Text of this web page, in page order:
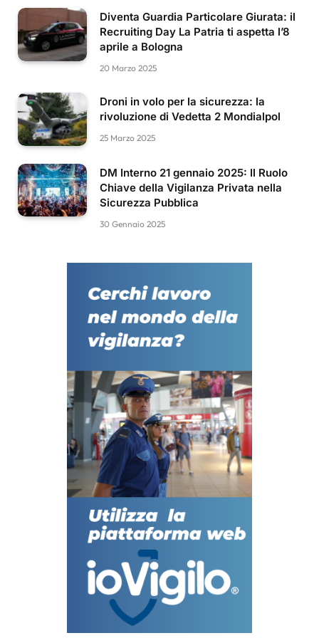
Diventa Guardia Particolare Giurata: il
Recruiting Day La Patria ti aspetta l’8
aprile a Bologna
20 Marzo 2025
Droni in volo per la sicurezza: la
rivoluzione di Vedetta 2 Mondialpol
25 Marzo 2025
DM Interno 21 gennaio 2025: Il Ruolo
Chiave della Vigilanza Privata nella
Sicurezza Pubblica
30 Gennaio 2025